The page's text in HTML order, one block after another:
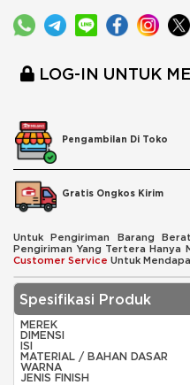
LOG-IN UNTUK
Pengambilan Di Toko
Gratis Ongkos Kirim
Untuk Pengiriman Barang
Pengiriman Yang Tertera Hanya
Customer Service Untuk
Spesifikasi Produk
MEREK
DIMENSI
ISI
MATERIAL / BAHAN DASAR
WARNA
JENIS FINISH